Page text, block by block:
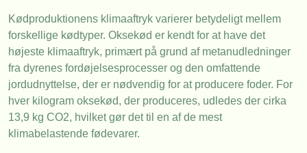
Kødproduktionens klimaaftryk varierer betydeligt mellem
forskellige kødtyper. Oksekød er kendt for at have det
højeste klimaaftryk, primært på grund af metanudledninger
fra dyrenes fordøjelsesprocesser og den omfattende
jordudnyttelse, der er nødvendig for at producere foder. For
hver kilogram oksekød, der produceres, udledes der cirka
13,9 kg CO2, hvilket gør det til en af de mest
klimabelastende fødevarer.